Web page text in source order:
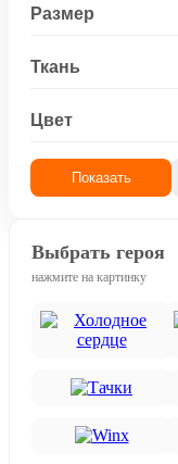
Размер
Ткань
Цвет
Показать
Выбрать героя
нажмите на картинку